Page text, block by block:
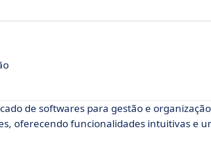
de softwares para gestão e
oferecendo funcionalidades intuitivas e